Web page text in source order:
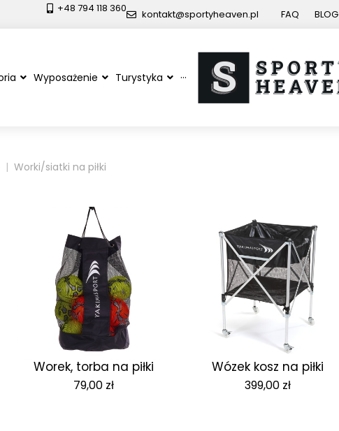
kontakt@sportyheaven.pl
+48 794 118 360 FAQ BLOG
Wyposażenie Turystyka ···
Worki/siatki na piłki
Worek, torba na piłki
79,00 zł
Wózek kosz na piłki
399,00 zł